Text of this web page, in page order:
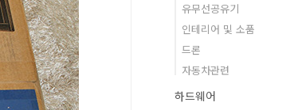
유무선공유기
인테리어 및 소품
드론
자동차관련
하드웨어